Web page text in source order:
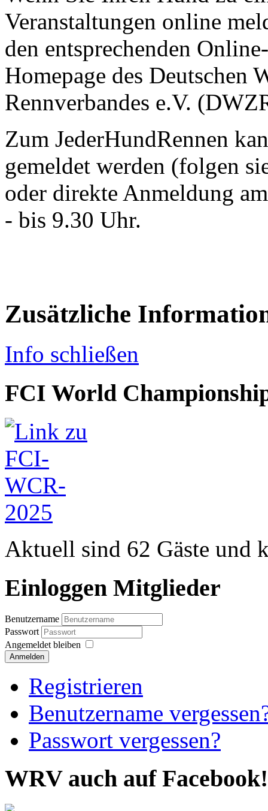
Veranstaltungen online
den entsprechenden
Homepage des Deutschen
Rennverbandes e.V.
Zum JederHundRennen
gemeldet werden (folgen
oder direkte Anmeldung
- bis 9.30 Uhr.
Zusätzliche
Info schließen
FCI World
Aktuell sind 62 Gäste und
Einloggen Mitglieder
Benutzername
Passwort
Angemeldet bleiben
Anmelden
Registrieren
Benutzername
Passwort vergessen?
WRV auch auf Facebook!